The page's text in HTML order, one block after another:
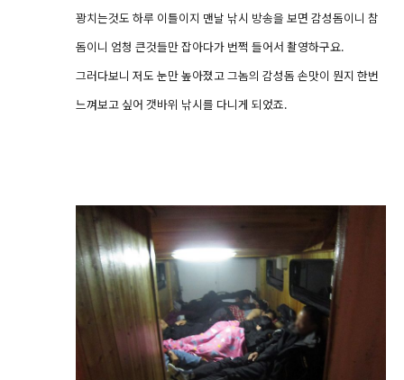
꽝치는것도 하루 이틀이지 맨날 낚시 방송을 보면 감성돔이니 참
돔이니 엄청 큰것들만 잡아다가 번쩍 들어서 촬영하구요.
그러다보니 저도 눈만 높아졌고 그놈의 감성돔 손맛이 뭔지 한번
느껴보고 싶어 갯바위 낚시를 다니게 되었죠.